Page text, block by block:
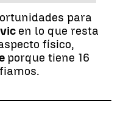
para
en lo que resta
físico,
porque tiene 16